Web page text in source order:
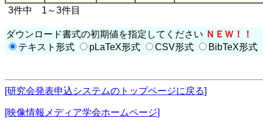
3件中 1～3件目
ダウンロード書式の初期値を指定してください ＮＥＷ！！
テキスト形式
pLaTeX形式 CSV形式 BibTeX形式
[研究会発表申込システムのトップページに戻る]
[映像情報メディア学会ホームページ]